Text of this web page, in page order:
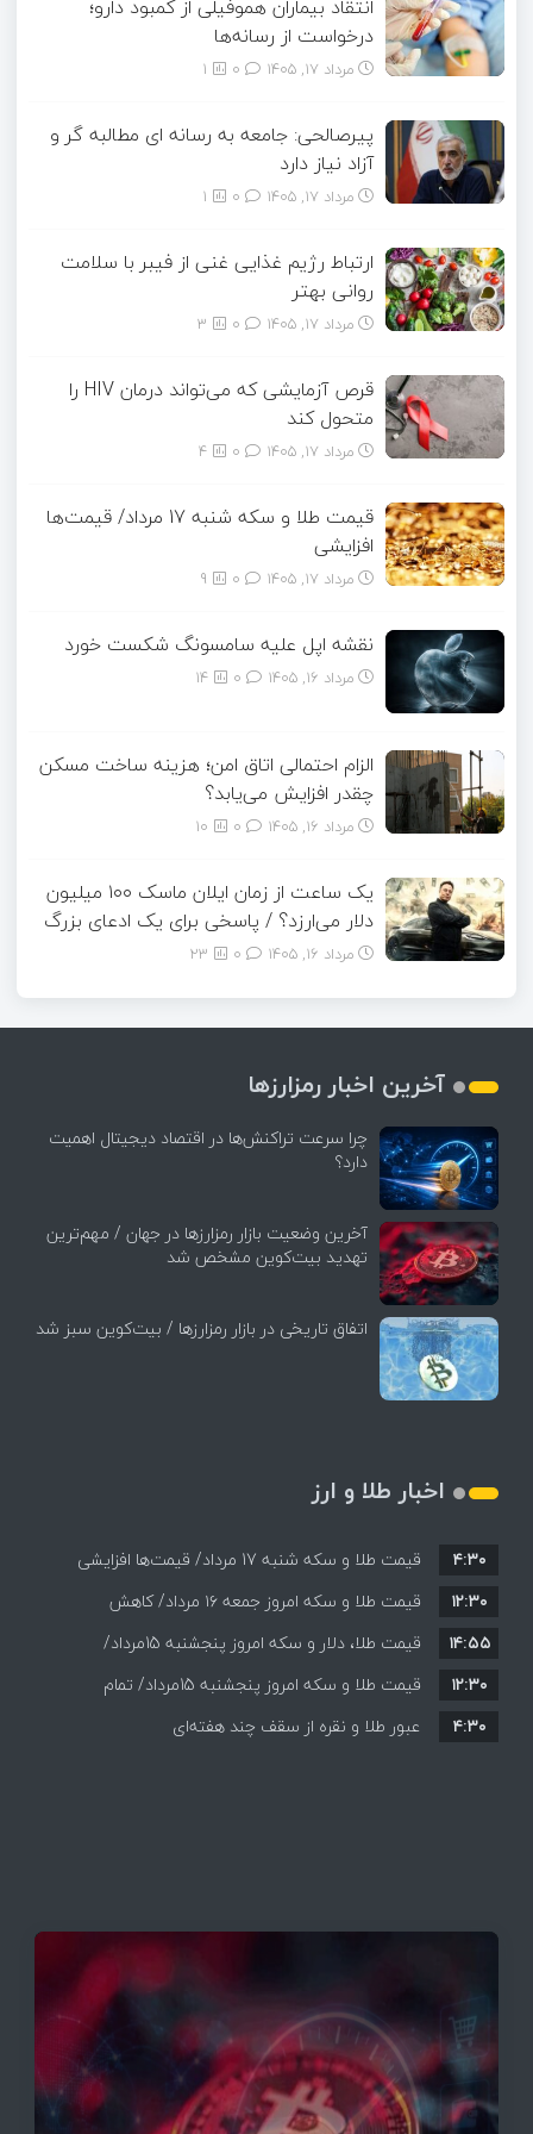
انتقاد بیماران هموفیلی از کمبود دارو؛
درخواست از رسانه‌ها
مرداد ۱۷, ۱۴۰۵ 1
پیرصالحی: جامعه به رسانه ای مطالبه گر و
آزاد نیاز دارد
مرداد ۱۷, ۱۴۰۵ 1
ارتباط رژیم غذایی غنی از فیبر با سلامت
روانی بهتر
مرداد ۱۷, ۱۴۰۵ 3
قرص آزمایشی که می‌تواند درمان HIV را
متحول کند
مرداد ۱۷, ۱۴۰۵ 4
قیمت طلا و سکه شنبه 17 مرداد/ قیمت‌ها
افزایشی
مرداد ۱۷, ۱۴۰۵ 9
نقشه اپل علیه سامسونگ شکست خورد
مرداد ۱۶, ۱۴۰۵ 14
الزام احتمالی اتاق امن؛ هزینه ساخت مسکن
چقدر افزایش می‌یابد؟
مرداد ۱۶, ۱۴۰۵ 10
یک ساعت از زمان ایلان ماسک ۱۰۰ میلیون
دلار می‌ارزد؟ / پاسخی برای یک ادعای بزرگ
مرداد ۱۶, ۱۴۰۵ 23
آخرین اخبار رمزارزها
چرا سرعت تراکنش‌ها در اقتصاد دیجیتال اهمیت
دارد؟
آخرین وضعیت بازار رمزارزها در جهان / مهم‌ترین
تهدید بیت‌کوین مشخص شد
اتفاق تاریخی در بازار رمزارزها / بیت‌کوین سبز شد
اخبار طلا و ارز
قیمت طلا و سکه شنبه 17 مرداد/ قیمت‌ها افزایشی
۴:۳۰
قیمت طلا و سکه امروز جمعه ۱۶ مرداد/ کاهش
قیمت ها+ جدول و جزییات
۱۲:۳۰
قیمت طلا، دلار و سکه امروز پنجشنبه 15مرداد/
افزایش قیمت ها + جدول
۱۴:۵۵
قیمت طلا و سکه امروز پنجشنبه 15مرداد/ تمام
قیمت ها بر مدار افزایش + جدول
۱۲:۳۰
عبور طلا و نقره از سقف چند هفته‌ای
۴:۳۰